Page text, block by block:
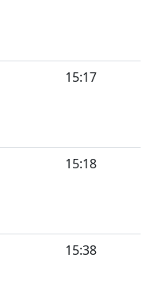
15:17
15:18
15:38